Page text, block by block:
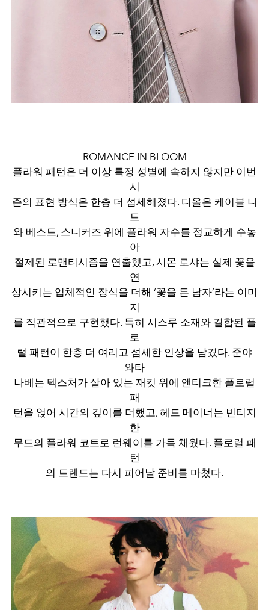
ROMANCE IN BLOOM
플라워 패턴은 더 이상 특정 성별에 속하지 않지만 이번
시
즌의 표현 방식은 한층 더 섬세해졌다. 디올은 케이블 니
트
와 베스트, 스니커즈 위에 플라워 자수를 정교하게 수놓
아
절제된 로맨티시즘을 연출했고, 시몬 로샤는 실제 꽃을
연
상시키는 입체적인 장식을 더해 ‘꽃을 든 남자’라는 이미
지
를 직관적으로 구현했다. 특히 시스루 소재와 결합된 플
로
럴 패턴이 한층 더 여리고 섬세한 인상을 남겼다. 준야
와타
나베는 텍스처가 살아 있는 재킷 위에 앤티크한 플로럴
패
턴을 얹어 시간의 깊이를 더했고, 헤드 메이너는 빈티지
한
무드의 플라워 코트로 런웨이를 가득 채웠다. 플로럴 패
턴
의 트렌드는 다시 피어날 준비를 마쳤다.